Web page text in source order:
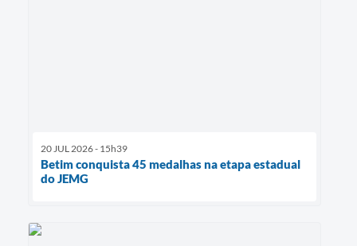
20 JUL 2026 - 15h39
Betim conquista 45 medalhas na etapa estadual
do JEMG